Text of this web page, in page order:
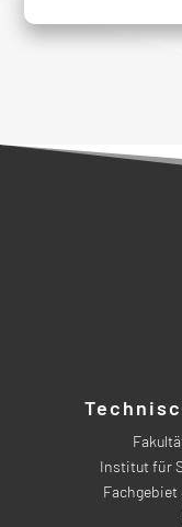
Institut für
Fachgebiet